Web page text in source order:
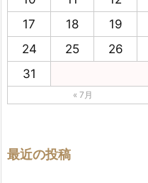
17
18 19
24
25 26
31
« 7月
最近の投稿